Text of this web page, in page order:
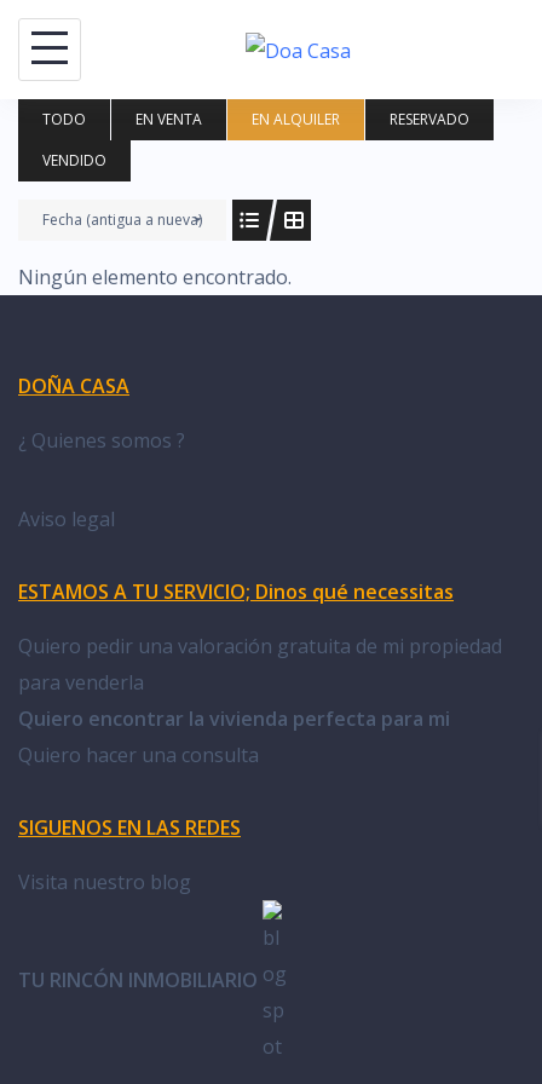
Saltar
contenido
TODO EN VENTA EN ALQUILER
RESERVADO
VENDIDO
Fecha (antigua a nueva)
Ningún elemento encontrado.
DOÑA CASA
¿ Quienes somos ?
Aviso legal
ESTAMOS A TU SERVICIO; Dinos qué necessitas
Quiero pedir una valoración gratuita de mi propiedad
para venderla
Quiero encontrar la vivienda perfecta para mi
Quiero hacer una consulta
SIGUENOS EN LAS REDES
Visita nuestro blog
TU RINCÓN INMOBILIARIO